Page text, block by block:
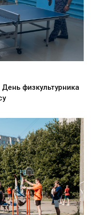
физкультурника